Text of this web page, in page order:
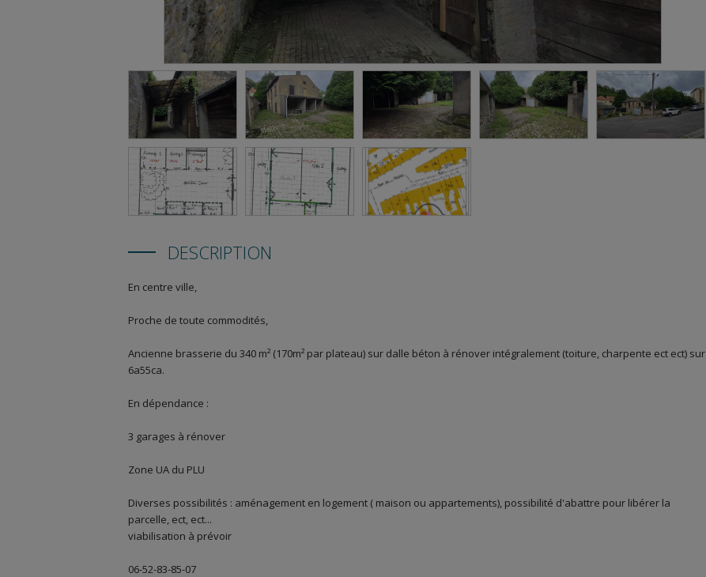
DESCRIPTION
En centre ville,
Proche de toute commodités,
Ancienne brasserie du 340 m² (170m² par plateau) sur dalle béton à rénover intégralement (toiture, charpente ect ect) sur
6a55ca.
En dépendance :
3 garages à rénover
Zone UA du PLU
Diverses possibilités : aménagement en logement ( maison ou appartements), possibilité d'abattre pour libérer la
parcelle, ect, ect...
viabilisation à prévoir
06-52-83-85-07